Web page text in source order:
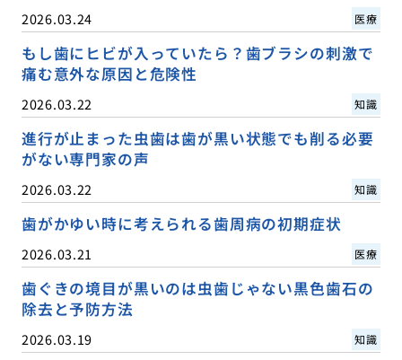
2026.03.24 医療
もし歯にヒビが入っていたら？歯ブラシの刺激で
痛む意外な原因と危険性
2026.03.22 知識
進行が止まった虫歯は歯が黒い状態でも削る必要
がない専門家の声
2026.03.22 知識
歯がかゆい時に考えられる歯周病の初期症状
2026.03.21 医療
歯ぐきの境目が黒いのは虫歯じゃない黒色歯石の
除去と予防方法
2026.03.19 知識